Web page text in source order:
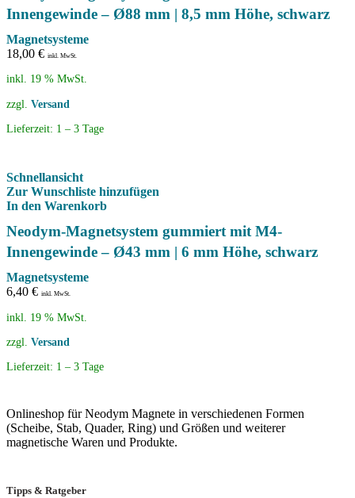
Innengewinde – Ø88 mm | 8,5 mm Höhe, schwarz
Magnetsysteme
18,00 € inkl. MwSt.
inkl. 19 % MwSt.
zzgl. Versand
Lieferzeit: 1 – 3 Tage
Schnellansicht
Zur Wunschliste hinzufügen
In den Warenkorb
Neodym-Magnetsystem gummiert mit M4-
Innengewinde – Ø43 mm | 6 mm Höhe, schwarz
Magnetsysteme
6,40 € inkl. MwSt.
inkl. 19 % MwSt.
zzgl. Versand
Lieferzeit: 1 – 3 Tage
Onlineshop für Neodym Magnete in verschiedenen Formen
(Scheibe, Stab, Quader, Ring) und Größen und weiterer
magnetische Waren und Produkte.
Tipps & Ratgeber